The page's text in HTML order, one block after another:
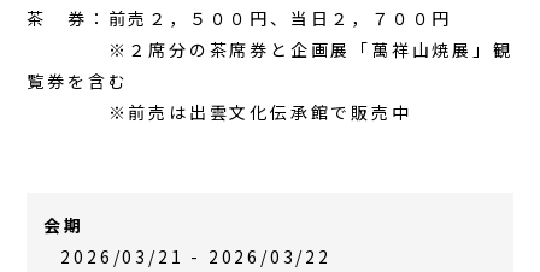
茶 券：前売２，５００円、当日２，７００円
※２席分の茶席券と企画展「萬祥山焼展」観
覧券を含む
※前売は出雲文化伝承館で販売中
会期
2026/03/21 - 2026/03/22